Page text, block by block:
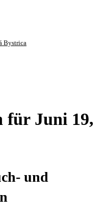
Bystrica
für Juni 19,
und